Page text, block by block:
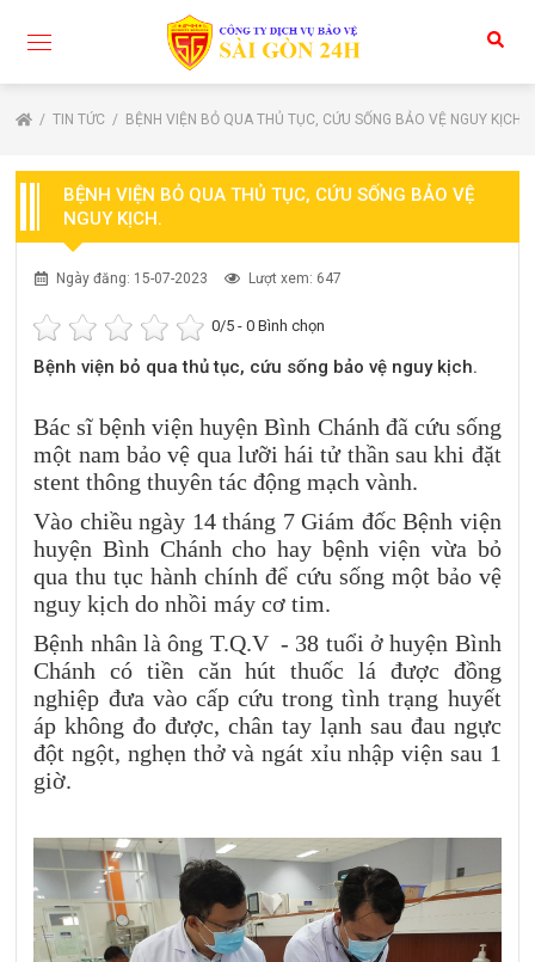
TIN TỨC BỆNH VIỆN BỎ QUA THỦ TỤC, CỨU SỐNG BẢO VỆ NGUY KỊCH.
BỆNH VIỆN BỎ QUA THỦ TỤC, CỨU SỐNG BẢO VỆ
NGUY KỊCH.
Ngày đăng: 15-07-2023 Lượt xem: 647
0/5 -0 Bình chọn
Bệnh viện bỏ qua thủ tục, cứu sống bảo vệ nguy kịch.
Bác sĩ bệnh viện huyện Bình Chánh đã cứu sống
một nam bảo vệ qua lưỡi hái tử thần sau khi đặt
stent thông thuyên tác động mạch vành.
Vào chiều ngày 14 tháng 7 Giám đốc Bệnh viện
huyện Bình Chánh cho hay bệnh viện vừa bỏ
qua thu tục hành chính để cứu sống một bảo vệ
nguy kịch do nhồi máy cơ tim.
Bệnh nhân là ông T.Q.V - 38 tuổi ở huyện Bình
Chánh có tiền căn hút thuốc lá được đồng
nghiệp đưa vào cấp cứu trong tình trạng huyết
áp không đo được, chân tay lạnh sau đau ngực
đột ngột, nghẹn thở và ngát xỉu nhập viện sau 1
giờ.